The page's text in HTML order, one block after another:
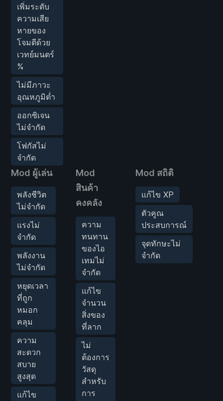
เพิ่มระดับ
ความเสีย
หายของ
โจมตีด้วย
เวทย์มนตร์
%
ไม่มีภาวะ
อุณหภูมิต่ำ
ออกซิเจน
ไม่จำกัด
โฟกัสไม่
จำกัด
Mod ผู้เล่น
พลังชีวิต
ไม่จำกัด
แรงไม่
จำกัด
พลังงาน
ไม่จำกัด
หยุดเวลา
ที่ถูก
หมอก
คลุม
ความ
สะดวก
สบาย
สูงสุด
แก้ไข
Mod
สินค้า
คงคลัง
ความ
ทนทาน
ของไอ
เทมไม่
จำกัด
แก้ไข
จำนวน
สิ่งของ
ที่ลาก
ไม่
ต้องการ
วัสดุ
สำหรับ
การ
Mod สถิติ
แก้ไข XP
ตัวคูณ
ประสบการณ์
จุดทักษะไม่
จำกัด